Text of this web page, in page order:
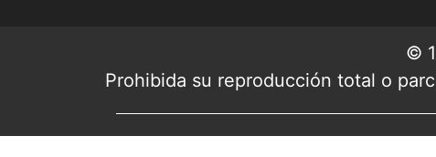
©
Prohibida su reproducción total o